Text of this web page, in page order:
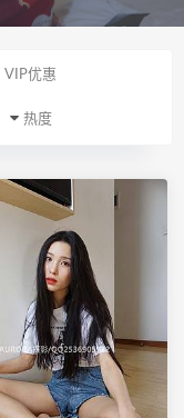
VIP优惠
热度